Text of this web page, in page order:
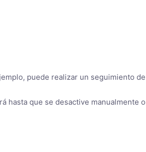
puede realizar un seguimiento de
hasta que se desactive manualmente o